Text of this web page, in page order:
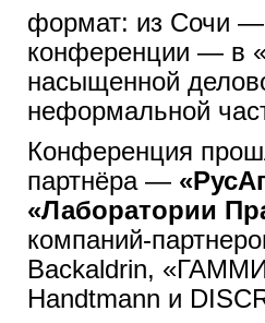
формат: из Сочи —
конференции — в
насыщенной
неформальной
Конференция
партнёра —
«Лаборатории
компаний-
Backaldrin,
Handtmann и